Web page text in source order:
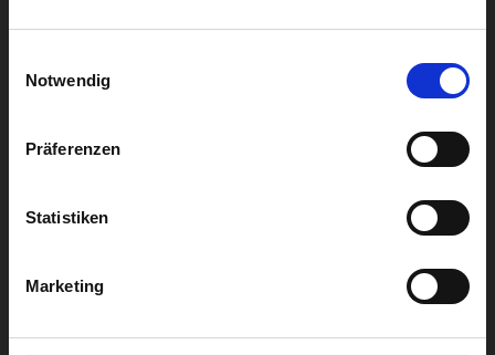
Notwendig
Präferenzen
Statistiken
Marketing
Lebensstil